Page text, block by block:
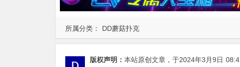
所属分类： DD蘑菇扑克
版权声明： 本站原创文章，于2024年3月9日